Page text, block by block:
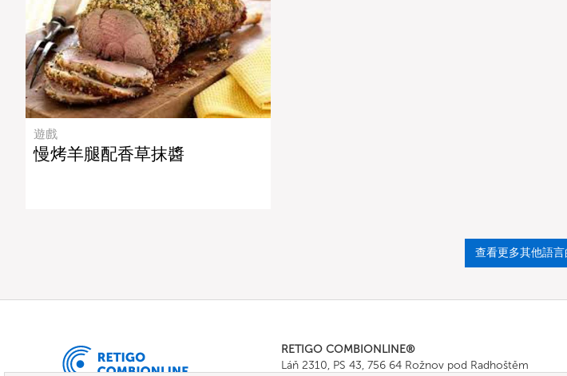
遊戲
慢烤羊腿配香草抹醬
查看更多其他語
RETIGO COMBIONLINE®
Láň 2310, PS 43, 756 64 Rožnov pod Radhoštěm